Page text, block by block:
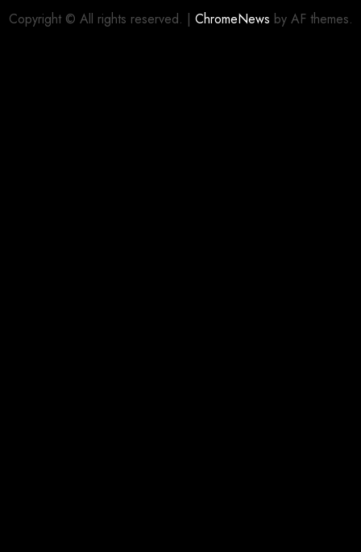
Copyright © All rights reserved. | ChromeNews by AF themes.